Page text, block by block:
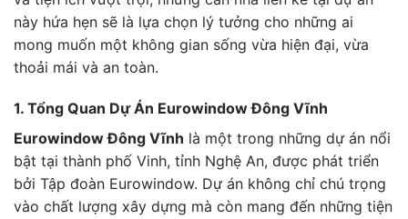
này hứa hẹn sẽ là lựa chọn lý tưởng cho những ai
mong muốn một không gian sống vừa hiện đại, vừa
thoải mái và an toàn.
1. Tổng Quan Dự Án Eurowindow Đông Vĩnh
Eurowindow Đông Vĩnh là một trong những dự án nổi
bật tại thành phố Vinh, tỉnh Nghệ An, được phát triển
bởi Tập đoàn Eurowindow. Dự án không chỉ chú trọng
vào chất lượng xây dựng mà còn mang đến những tiện